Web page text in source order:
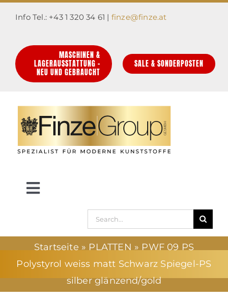
InhaltInfo Tel.: +43 1 320 34 61 | finze@finze.at
MASCHINEN &
LAGERAUSSTATTUNG –
NEU UND GEBRAUCHT
SALE & SONDERPOSTEN
Toggle
Navigation
UNTERNEHMEN
Suche
nach:
Startseite » PLATTEN » PWF 09 PS
Polystyrol weiss matt Schwarz Spiegel-PS
silber glänzend/gold